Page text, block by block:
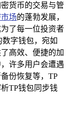
货币的交易与管
场的蓬勃发展，
了每一位投资者
字钱包，宛如
高效、便捷的加
许多用户会遭遇
份恢复等，TP
TP钱包同步钱